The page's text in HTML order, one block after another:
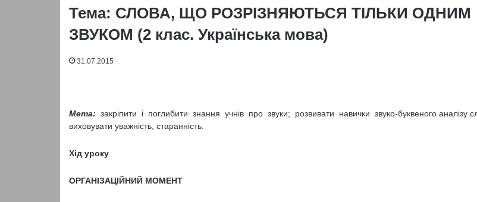
Тема: СЛОВА, ЩО РОЗРІЗНЯЮТЬСЯ ТІЛЬКИ ОДНИМ
ЗВУКОМ (2 клас. Українська мова)
31.07.2015
Мета: закріпити і поглибити знання учнів про звуки; розвивати навички звуко-буквеного аналізу
виховувати уважність, старанність.
Хід уроку
ОРГАНІЗАЦІЙНИЙ МОМЕНТ